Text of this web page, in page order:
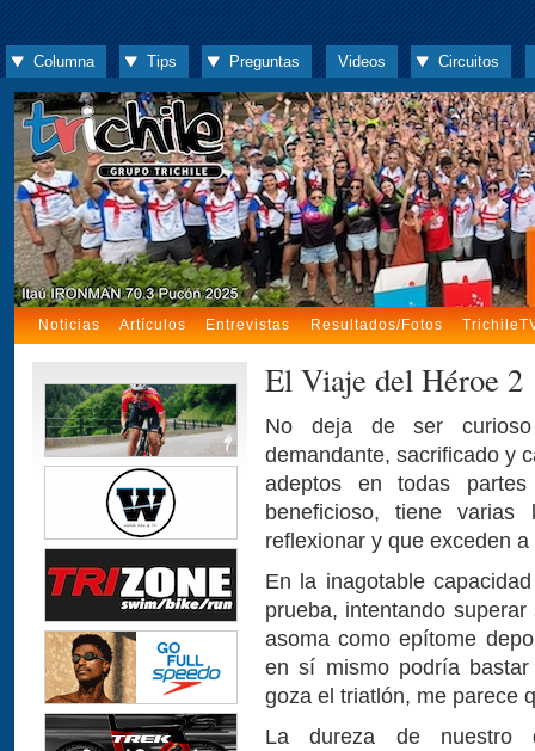
Columna Tips Preguntas Videos Circuitos
Noticias Artículos Entrevistas Resultados/Fotos
El Viaje del Héroe 2
No deja de ser
demandante, sacrificado y
adeptos en todas
beneficioso, tiene
reflexionar y que exceden
En la inagotable
prueba, intentando
asoma como epítome
en sí mismo podría
goza el triatlón, me parece
La dureza de nuestro